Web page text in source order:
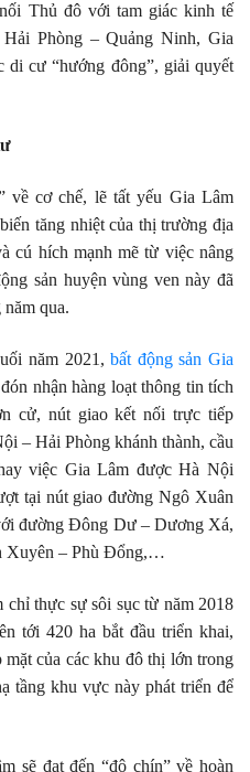
Thủ đô với tam giác kinh tế
Phòng – Quảng Ninh, Gia
di cư “hướng đông”, giải quyết
về cơ chế, lẽ tất yếu Gia Lâm
tăng nhiệt của thị trường địa
cú hích mạnh mẽ từ việc nâng
sản huyện vùng ven này đã
qua.
năm 2021,bất động sản Gia
nhận hàng loạt thông tin tích
cử, nút giao kết nối trực tiếp
– Hải Phòng khánh thành, cầu
việc Gia Lâm được Hà Nội
tại nút giao đường Ngô Xuân
đường Đông Dư – Dương Xá,
Xuyên – Phù Đổng,…
thực sự sôi sục từ năm 2018
tới 420 ha bắt đầu triển khai,
của các khu đô thị lớn trong
tầng khu vực này phát triển để
sẽ đạt đến “độ chín” về hoàn